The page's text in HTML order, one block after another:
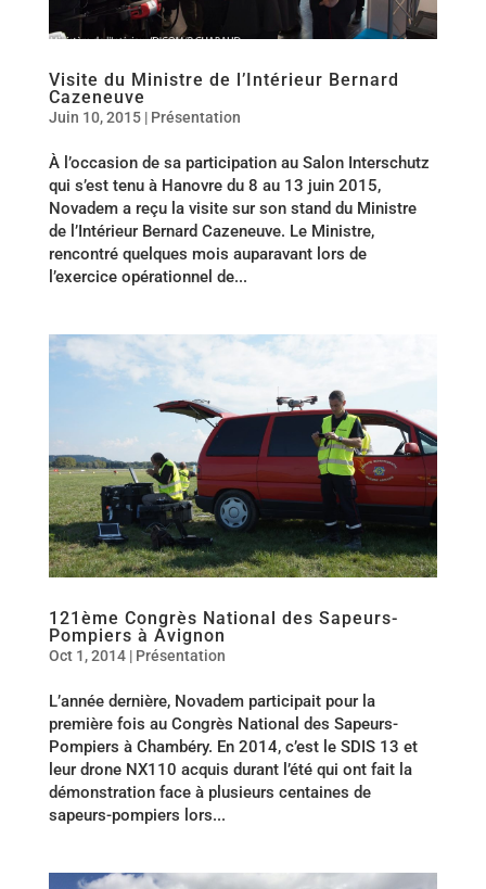
Visite du Ministre de l’Intérieur Bernard
Cazeneuve
Juin 10, 2015| Présentation
À l’occasion de sa participation au Salon Interschutz
qui s’est tenu à Hanovre du 8 au 13 juin 2015,
Novadem a reçu la visite sur son stand du Ministre
de l’Intérieur Bernard Cazeneuve. Le Ministre,
rencontré quelques mois auparavant lors de
l’exercice opérationnel de...
121ème Congrès National des Sapeurs-
Pompiers à Avignon
Oct 1, 2014| Présentation
L’année dernière, Novadem participait pour la
première fois au Congrès National des Sapeurs-
Pompiers à Chambéry. En 2014, c’est le SDIS 13 et
leur drone NX110 acquis durant l’été qui ont fait la
démonstration face à plusieurs centaines de
sapeurs-pompiers lors...